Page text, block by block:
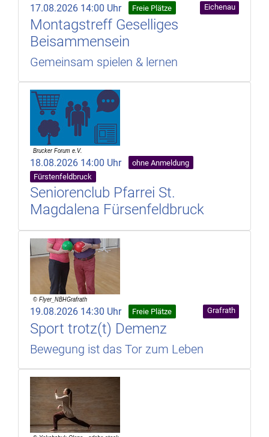
17.08.2026 14:00 Uhr Freie Plätze Eichenau
Montagstreff Geselliges
Beisammensein
Gemeinsam spielen & lernen
18.08.2026 14:00 Uhr
ohne Anmeldung
Fürstenfeldbruck
Seniorenclub Pfarrei St.
Magdalena Fürsenfeldbruck
19.08.2026 14:30 Uhr Freie Plätze Grafrath
Sport trotz(t) Demenz
Bewegung ist das Tor zum Leben